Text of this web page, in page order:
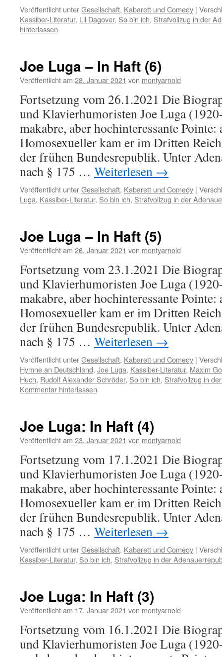
Veröffentlicht unterGesellschaft, Kabarett und Comedy |
Kassiber-Literatur, Lil Dagover, So bin ich, Strafvollzug in der
hinterlassen
Joe Luga – In Haft (6)
Veröffentlicht am 28. Januar 2021 von montyarnold
Fortsetzung vom 26.1.2021 Die
und Klavierhumoristen Joe Luga
makabre, aber hochinteressante Pointe:
Homosexueller kam er im Dritten
der frühen Bundesrepublik. Unter
nach § 175 … Weiterlesen →
Veröffentlicht unterGesellschaft, Kabarett und Comedy |
Luga, Kassiber-Literatur, So bin ich, Strafvollzug in der
Joe Luga – In Haft (5)
Veröffentlicht am 26. Januar 2021 von montyarnold
Fortsetzung vom 23.1.2021 Die
und Klavierhumoristen Joe Luga
makabre, aber hochinteressante Pointe:
Homosexueller kam er im Dritten
der frühen Bundesrepublik. Unter
nach § 175 … Weiterlesen →
Veröffentlicht unterGesellschaft, Kabarett und Comedy |
Hymne an Deutschland, Joe Luga, Kassiber-Literatur, Maxim
Huch, Rudolf Alexander Schröder, So bin ich, Strafvollzug in
Kommentar hinterlassen
Joe Luga: In Haft (4)
Veröffentlicht am 23. Januar 2021 von montyarnold
Fortsetzung vom 17.1.2021 Die
und Klavierhumoristen Joe Luga
makabre, aber hochinteressante Pointe:
Homosexueller kam er im Dritten
der frühen Bundesrepublik. Unter
nach § 175 … Weiterlesen →
Veröffentlicht unterGesellschaft, Kabarett und Comedy |
Kassiber-Literatur, So bin ich, Strafvollzug in der
Joe Luga: In Haft (3)
Veröffentlicht am 17. Januar 2021 von montyarnold
Fortsetzung vom 16.1.2021 Die
und Klavierhumoristen Joe Luga